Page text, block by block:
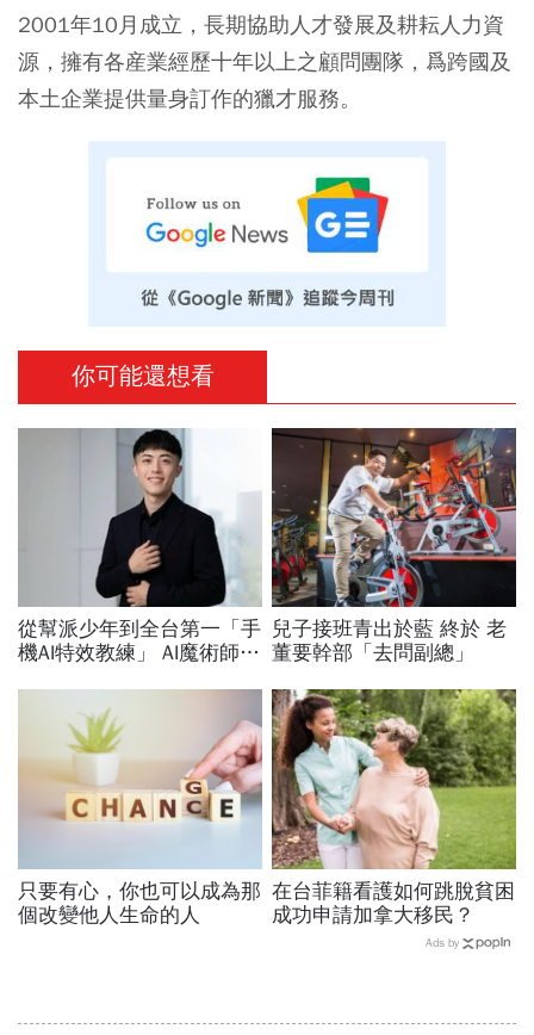
2001年10月成立，長期協助人才發展及耕耘人力資
源，擁有各産業經歷十年以上之顧問團隊，爲跨國及
本土企業提供量身訂作的獵才服務。
你可能還想看
從幫派少年到全台第一「手
機AI特效教練」 AI魔術師晨
景的人，也能靠AI翻轉人
兒子接班青出於藍 終於 老
董要幹部「去問副總」
只要有心，你也可以成為那
個改變他人生命的人
在台菲籍看護如何跳脫貧困
成功申請加拿大移民？
Ads by